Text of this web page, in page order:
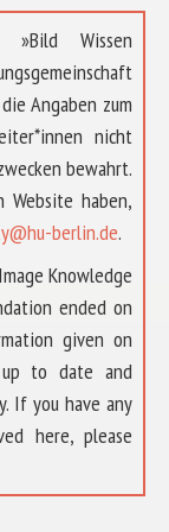
»Bild Wissen
Angaben zum
nicht
bewahrt.
haben,
berlin.de.
Knowledge
ended on
given on
up to date and
If you have any
here, please